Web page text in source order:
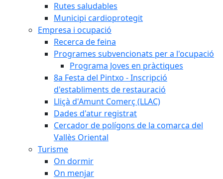
Rutes saludables
Municipi cardioprotegit
Empresa i ocupació
Recerca de feina
Programes subvencionats per a l'ocupació
Programa Joves en pràctiques
8a Festa del Pintxo - Inscripció
d'establiments de restauració
Lliçà d'Amunt Comerç (LLAC)
Dades d'atur registrat
Cercador de polígons de la comarca del
Vallès Oriental
Turisme
On dormir
On menjar